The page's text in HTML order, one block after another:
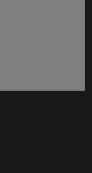
nueva ventana)
nueva ventana)